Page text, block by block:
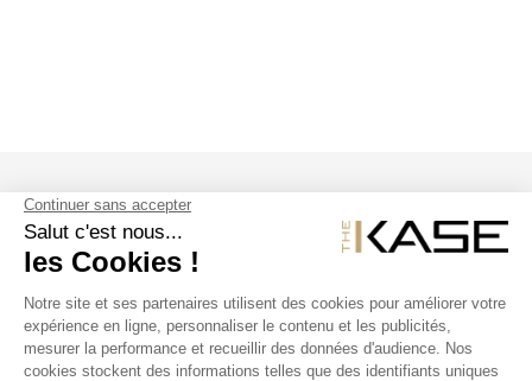
NOS PRODUITS